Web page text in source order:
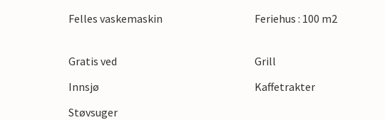
Felles vaskemaskin Feriehus : 100 m2
Gratis ved
Grill
Innsjø
Kaffetrakter
Støvsuger